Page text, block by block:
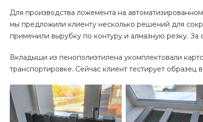
Для производства ложемента на
мы предложили клиенту несколько решений для
применили вырубку по контуру и алмазную резку. За
Вкладыши из пенополиэтилена укомплектовали
транспортировке. Сейчас клиент тестирует образец